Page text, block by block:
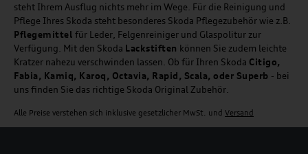
steht Ihrem Ausflug nichts mehr im Wege. Für die Reinigung und
Pflege Ihres Skoda steht besonderes Skoda Pflegezubehör wie z.B.
Pflegemittel für Leder, Felgenreiniger und Glaspolitur zur
Verfügung. Mit den Skoda Lackstiften können Sie zudem leichte
Kratzer nahezu verschwinden lassen. Ob für Ihren Skoda Citigo,
Fabia, Kamiq, Karoq, Octavia, Rapid, Scala, oder Superb - bei
uns finden Sie das richtige Skoda Original Zubehör.
Alle Preise verstehen sich inklusive gesetzlicher MwSt. und Versand